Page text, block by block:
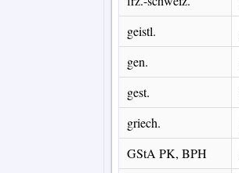
geistl.
gen.
gest.
griech.
GStA PK, BPH